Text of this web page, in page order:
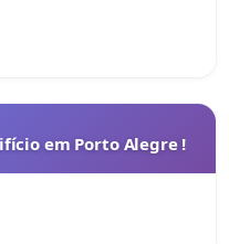
Não queremos fogos de artifício em Porto Alegre !